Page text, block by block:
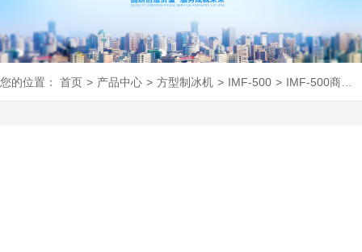
您的位置： 首页 > 产品中心 > 方型制冰机 > IMF-500 > IMF-500商用奶茶店500kg制冰机